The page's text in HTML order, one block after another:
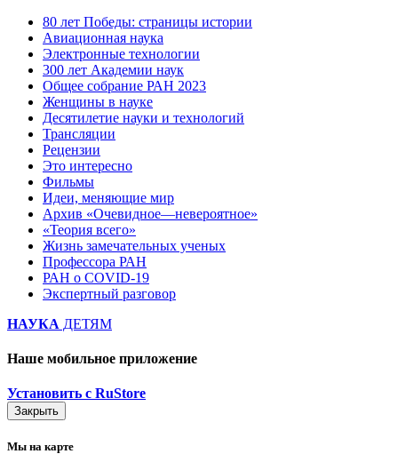
80 лет Победы: страницы истории
Авиационная наука
Электронные технологии
300 лет Академии наук
Общее собрание РАН 2023
Женщины в науке
Десятилетие науки и технологий
Трансляции
Рецензии
Это интересно
Фильмы
Идеи, меняющие мир
Архив «Очевидное—невероятное»
«Теория всего»
Жизнь замечательных ученых
Профессора РАН
РАН о COVID-19
Экспертный разговор
НАУКА ДЕТЯМ
Наше мобильное приложение
Установить с RuStore
Закрыть
Мы на карте